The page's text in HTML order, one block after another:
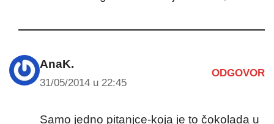
AnaK.
31/05/2014 u 22:45
ODGOVOR
Samo jedno pitanjce-koja je to čokolada u